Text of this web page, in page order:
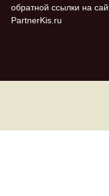
обратной ссылки на
PartnerKis.ru